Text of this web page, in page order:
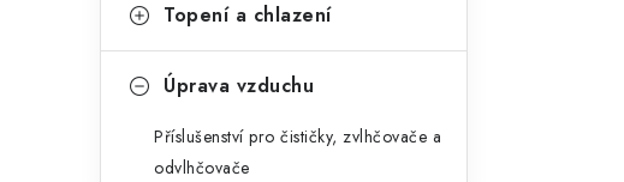
Topení a chlazení
Úprava vzduchu
Příslušenství pro čističky, zvlhčovače a
odvlhčovače